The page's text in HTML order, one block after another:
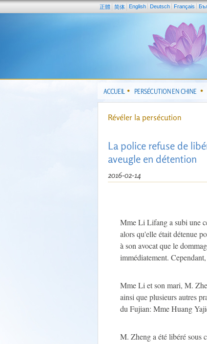
正體 简体 English Deutsch Français
ACCUEIL PERSÉCUTION EN CHINE
Révéler la persécution
La police refuse de
aveugle en détention
2016-02-14
Mme Li Lifang a subi une
alors qu'elle était détenue
à son avocat que le
immédiatement.
Mme Li et son mari, M.
ainsi que plusieurs autres
du Fujian: Mme Huang
M. Zheng a été libéré sous